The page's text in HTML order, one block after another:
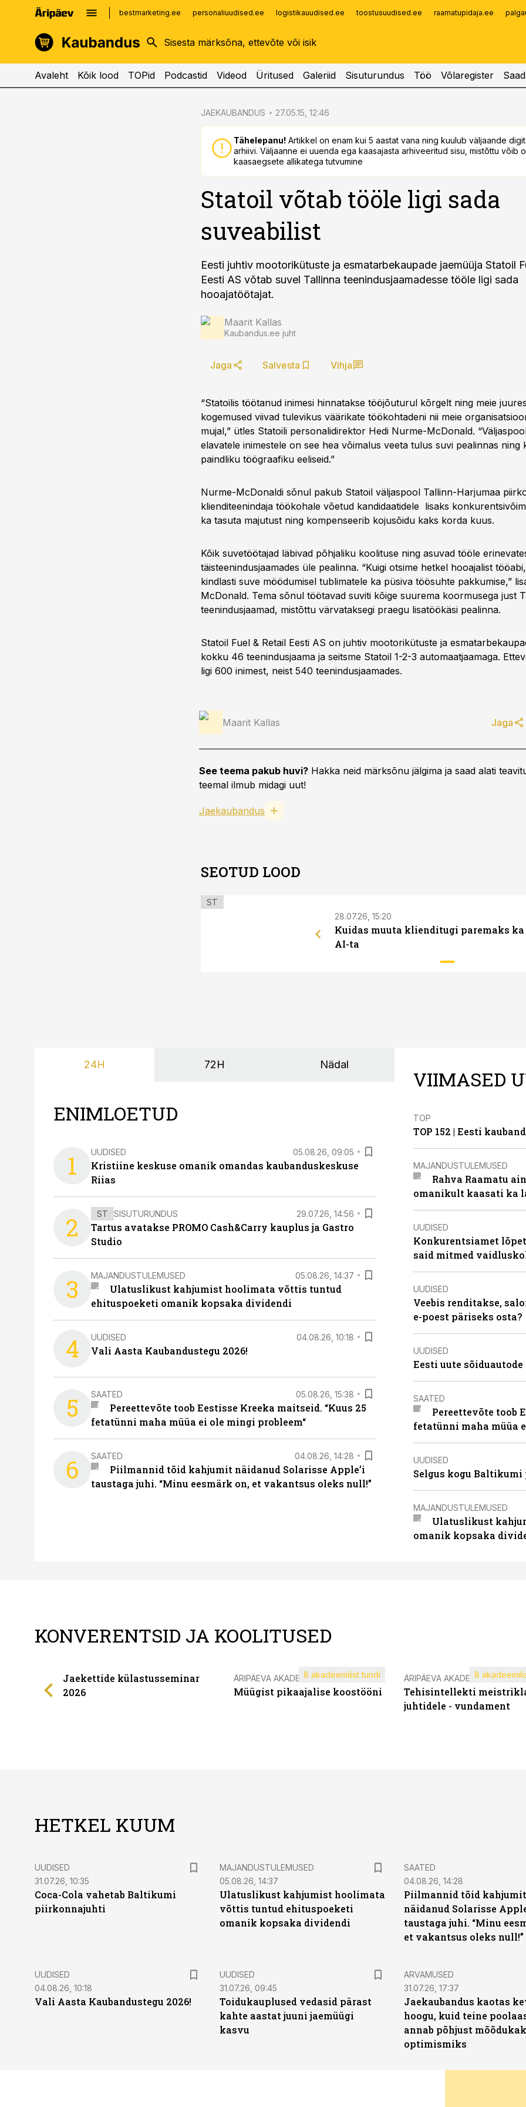
bestmarketing.ee personaliuudised.ee logistikauudised.ee toostusuudised.ee raamatupidaja.ee
kinnisvarauudised.ee
logistikauudised.ee
imelineajalugu.ee
Infopank
Avaleht Kõik lood TOPid Podcastid Videod Üritused Galeriid Sisuturundus Töö Võlaregister
JAEKAUBANDUS 27.05.15, 12:46
Tähelepanu! Artikkel on enam kui 5 aastat vana ning kuulub väljaande
arhiivi. Väljaanne ei uuenda ega kaasajasta arhiveeritud sisu, mistõttu võib
kaasaegsete allikatega tutvumine
Statoil võtab tööle ligi sada
suveabilist
Eesti juhtiv mootorikütuste ja esmatarbekaupade jaemüüja Statoil
Eesti AS võtab suvel Tallinna teenindusjaamadesse tööle ligi sada
hooajatöötajat.
Maarit Kallas
Kaubandus.ee juht
Jaga Salvesta Vihja
“Statoilis töötanud inimesi hinnatakse tööjõuturul kõrgelt ning meie
kogemused viivad tulevikus väärikate töökohtadeni nii meie
mujal,” ütles Statoili personalidirektor Hedi Nurme-McDonald.
elavatele inimestele on see hea võimalus veeta tulus suvi pealinnas ning
paindliku töögraafiku eeliseid.”
Nurme-McDonaldi sõnul pakub Statoil väljaspool Tallinn-Harjumaa
klienditeenindaja töökohale võetud kandidaatidele lisaks
ka tasuta majutust ning kompenseerib kojusõidu kaks korda kuus.
Kõik suvetöötajad läbivad põhjaliku koolituse ning asuvad tööle
täisteenindusjaamades üle pealinna. “Kuigi otsime hetkel hooajalist
kindlasti suve möödumisel tublimatele ka püsiva töösuhte pakkumise,”
McDonald. Tema sõnul töötavad suviti kõige suurema koormusega just
teenindusjaamad, mistõttu värvataksegi praegu lisatöökäsi pealinna.
Statoil Fuel & Retail Eesti AS on juhtiv mootorikütuste ja
kokku 46 teenindusjaama ja seitsme Statoil 1-2-3 automaatjaamaga.
ligi 600 inimest, neist 540 teenindusjaamades.
Maarit Kallas Jaga
See teema pakub huvi? Hakka neid märksõnu jälgima ja saad alati
teemal ilmub midagi uut!
Jaekaubandus
SEOTUD LOOD
ST
28.07.26, 15:20
Kuidas muuta klienditugi paremaks
AI-ta
24H 72H Nädal
ENIMLOETUD
1 UUDISED 05.08.26, 09:05
Kristiine keskuse omanik omandas kaubanduskeskuse
Riias
2 ST SISUTURUNDUS 29.07.26, 14:56
Tartus avatakse PROMO Cash&Carry kauplus ja Gastro
Studio
3 MAJANDUSTULEMUSED 05.08.26, 14:37
Ulatuslikust kahjumist hoolimata võttis tuntud
ehituspoeketi omanik kopsaka dividendi
4 UUDISED 04.08.26, 10:18
Vali Aasta Kaubandustegu 2026!
5 SAATED 05.08.26, 15:38
Pereettevõte toob Eestisse Kreeka maitseid. “Kuus 25
fetatünni maha müüa ei ole mingi probleem“
6 SAATED 04.08.26, 14:28
Piilmannid tõid kahjumit näidanud Solarisse Apple’i
taustaga juhi. “Minu eesmärk on, et vakantsus oleks null!”
VIIMASED
TOP
TOP 152 | Eesti
MAJANDUSTULEMUSED
Rahva Raamatu
omanikult kaasati ka
UUDISED
Konkurentsiamet
said mitmed
UUDISED
Veebis renditakse,
e-poest päriseks osta?
UUDISED
Eesti uute
SAATED
Pereettevõte toob
fetatünni maha müüa
UUDISED
Selgus kogu
MAJANDUSTULEMUSED
Ulatuslikust
omanik kopsaka
KONVERENTSID JA KOOLITUSED
Jaekettide külastusseminar
2026
ÄRIPÄEVA AKADEEMIA
Müügist pikaajalise koostööni
8 akadeemilist tundi ÄRIPÄEVA AKADEEMIA
Tehisintellekti
juhtidele - vundament
8
HETKEL KUUM
UUDISED
31.07.26, 10:35
Coca-Cola vahetab Baltikumi
piirkonnajuhti
MAJANDUSTULEMUSED
05.08.26, 14:37
Ulatuslikust kahjumist hoolimata
võttis tuntud ehituspoeketi
omanik kopsaka dividendi
SAATED
04.08.26, 14:28
Piilmannid tõid kahjumit
näidanud Solarisse
taustaga juhi. “Minu
et vakantsus oleks null!”
UUDISED
04.08.26, 10:18
Vali Aasta Kaubandustegu 2026!
UUDISED
31.07.26, 09:45
Toidukauplused vedasid pärast
kahte aastat juuni jaemüügi
kasvu
ARVAMUSED
31.07.26, 17:37
Jaekaubandus kaotas
hoogu, kuid teine
annab põhjust
optimismiks